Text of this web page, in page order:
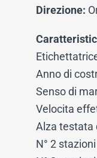
Direzione:
Anno di
Senso di
Velocita
Alza testata
N° 2